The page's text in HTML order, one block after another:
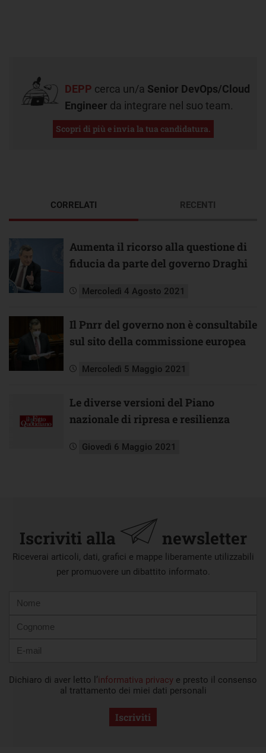
DEPP cerca un/a Senior DevOps/Cloud
Engineer da integrare nel suo team.
Scopri di più e invia la tua candidatura.
CORRELATI
Aumenta il ricorso alla questione di
fiducia da parte del governo Draghi
Mercoledì 4 Agosto 2021
Il Pnrr del governo non è consultabile
sul sito della commissione europea
Mercoledì 5 Maggio 2021
Le diverse versioni del Piano
nazionale di ripresa e resilienza
Giovedì 6 Maggio 2021
RECENTI
Iscriviti alla newsletter
Riceverai articoli, dati, grafici e mappe liberamente utilizzabili
per promuovere un dibattito informato.
mail
Dichiaro di aver letto l’informativa privacy e presto il consenso
al trattamento dei miei dati personali
Iscriviti